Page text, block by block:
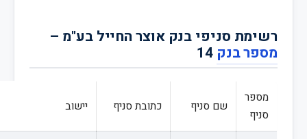
רשימת סניפי בנק אוצר החייל בע"מ –
מספר בנק 14
מספר
סניף
שם סניף כתובת סניף יישוב